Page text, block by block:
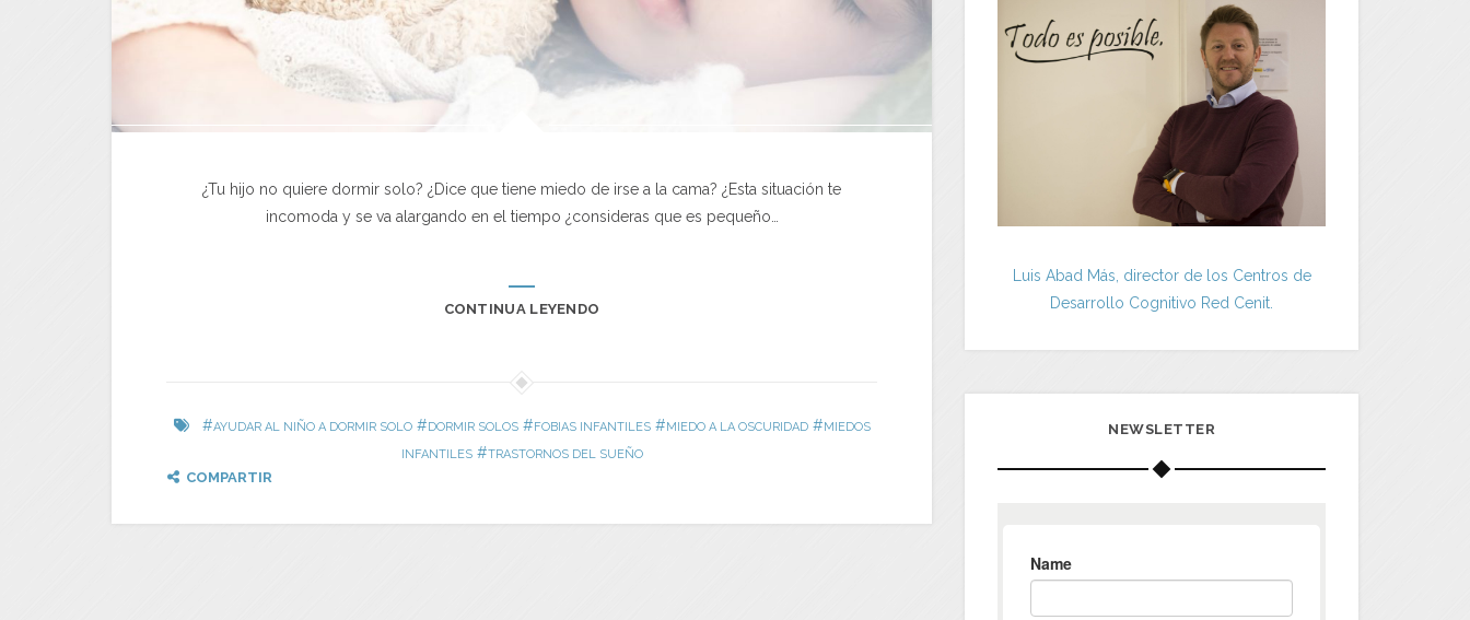
¿Tu hijo no quiere dormir solo? ¿Dice que tiene miedo de irse a la cama? ¿Esta situación te
incomoda y se va alargando en el tiempo ¿consideras que es pequeño…
CONTINUA LEYENDO
#AYUDAR AL NIÑO A DORMIR SOLO#DORMIR SOLOS#FOBIAS INFANTILES#MIEDO A LA OSCURIDAD#MIEDOS
INFANTILES#TRASTORNOS DEL SUEÑO
COMPARTIR
Luis Abad Más, director de los Centros de
Desarrollo Cognitivo Red Cenit.
NEWSLETTER